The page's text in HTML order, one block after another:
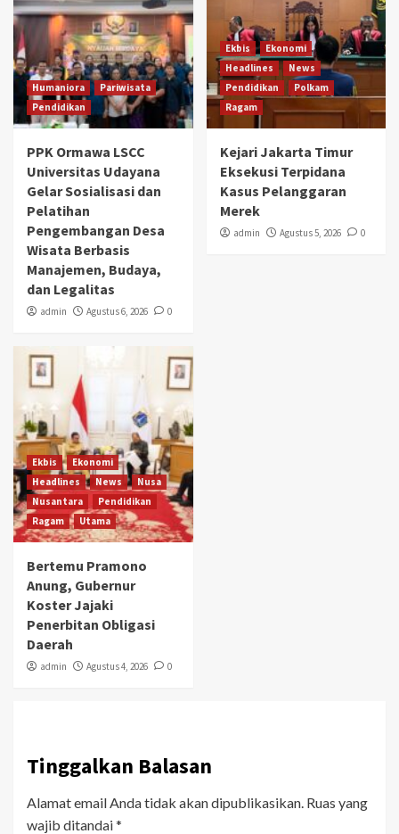
Humaniora
Pariwisata
Pendidikan
PPK Ormawa LSCC
Universitas Udayana
Gelar Sosialisasi dan
Pelatihan
Pengembangan Desa
Wisata Berbasis
Manajemen, Budaya,
dan Legalitas
admin Agustus 6, 2026 0
Ekbis
Ekonomi
Headlines
News
Pendidikan
Polkam
Ragam
Kejari Jakarta Timur
Eksekusi Terpidana
Kasus Pelanggaran
Merek
admin Agustus 5, 2026 0
Ekbis
Ekonomi
Headlines
News
Nusa
Nusantara
Pendidikan
Ragam
Utama
Bertemu Pramono
Anung, Gubernur
Koster Jajaki
Penerbitan Obligasi
Daerah
admin Agustus 4, 2026 0
Tinggalkan Balasan
Alamat email Anda tidak akan dipublikasikan. Ruas yang
wajib ditandai*